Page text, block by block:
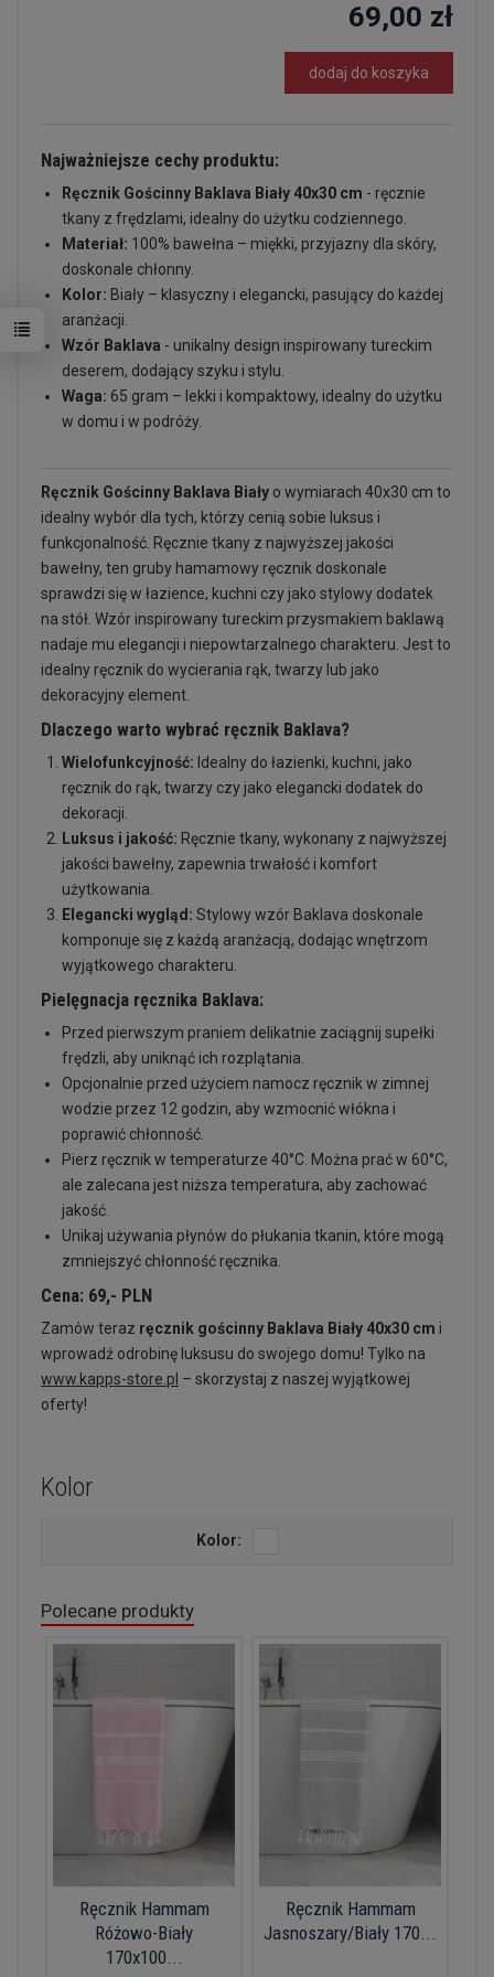
69,00 zł
dodaj do koszyka
Najważniejsze cechy produktu:
Ręcznik Gościnny Baklava Biały 40x30 cm - ręcznie
tkany z frędzlami, idealny do użytku codziennego.
Materiał: 100% bawełna – miękki, przyjazny dla skóry,
doskonale chłonny.
Kolor: Biały – klasyczny i elegancki, pasujący do każdej
aranżacji.
Wzór Baklava - unikalny design inspirowany tureckim
deserem, dodający szyku i stylu.
Waga: 65 gram – lekki i kompaktowy, idealny do użytku
w domu i w podróży.
Ręcznik Gościnny Baklava Biały o wymiarach 40x30 cm to
idealny wybór dla tych, którzy cenią sobie luksus i
funkcjonalność. Ręcznie tkany z najwyższej jakości
bawełny, ten gruby hamamowy ręcznik doskonale
sprawdzi się w łazience, kuchni czy jako stylowy dodatek
na stół. Wzór inspirowany tureckim przysmakiem baklawą
nadaje mu elegancji i niepowtarzalnego charakteru. Jest to
idealny ręcznik do wycierania rąk, twarzy lub jako
dekoracyjny element.
Dlaczego warto wybrać ręcznik Baklava?
Wielofunkcyjność: Idealny do łazienki, kuchni, jako
ręcznik do rąk, twarzy czy jako elegancki dodatek do
dekoracji.
Luksus i jakość: Ręcznie tkany, wykonany z najwyższej
jakości bawełny, zapewnia trwałość i komfort
użytkowania.
Elegancki wygląd: Stylowy wzór Baklava doskonale
komponuje się z każdą aranżacją, dodając wnętrzom
wyjątkowego charakteru.
Pielęgnacja ręcznika Baklava:
Przed pierwszym praniem delikatnie zaciągnij supełki
frędzli, aby uniknąć ich rozplątania.
Opcjonalnie przed użyciem namocz ręcznik w zimnej
wodzie przez 12 godzin, aby wzmocnić włókna i
poprawić chłonność.
Pierz ręcznik w temperaturze 40°C. Można prać w 60°C,
ale zalecana jest niższa temperatura, aby zachować
jakość.
Unikaj używania płynów do płukania tkanin, które mogą
zmniejszyć chłonność ręcznika.
Cena: 69,- PLN
Zamów teraz ręcznik gościnny Baklava Biały 40x30 cm i
wprowadź odrobinę luksusu do swojego domu! Tylko na
www.kapps-store.pl – skorzystaj z naszej wyjątkowej
oferty!
Kolor
Kolor:
Polecane produkty
Ręcznik Hammam
Różowo-Biały
170x100...
Ręcznik Hammam
Jasnoszary/Biały 170...